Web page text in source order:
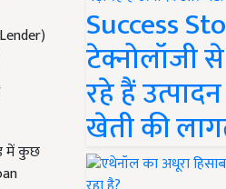
में कुछ
Success
टेक्नोलॉजी
रहे हैं
खेती की